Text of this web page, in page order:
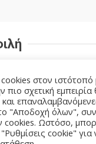
στον
σχετική εμπειρία
"Αποδοχή όλων",
Ωστόσο,
"Ρυθμίσεις cookie"